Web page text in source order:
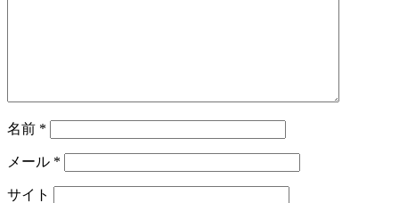
名前 *
メール *
サイト